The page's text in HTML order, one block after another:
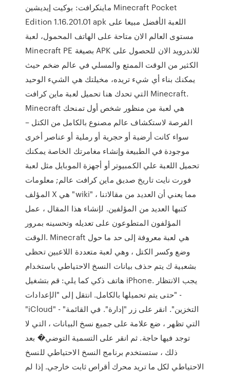
ماينكرافت: بوكيت إيديشين Minecraft Pocket
Edition 1.16.201.01 apk اللعبة الأفضل مبيعا على
مستوى العالم الان متاحة على الهاتف المحمول، لعبة
Minecraft PE بصيغة APK للاندرويد الان للحصول على
الكثير من الوقت الممتع والمسلي في عالم ضخم حيث
يمكنك بناء أي شيء تريده، مخيلتك هي الشيء الوحيد
التي تحدك هنا تحميل لعبة ماين كرافت Minecraft.
Minecraft هي لعبة من منظور شخص أول تمنحك
الفرصة لاستكشاف عالم مصنوع بالكامل من الكتل –
سواء كانت أرضية أو حجرية أو رملية أو عناصر أخرى
موجودة في الطبيعة وإنشاء مغامرتك الخاصة يمكنك
تحميل اللعبة علي الكمبيوتر أو أجهزة الموبايل مثل لعبة
فورت نايت تاريخ صديق ماين كرافت عالم; معلومات
المؤلف X هي "wiki" ، مما يعني أن العديد من مقالاتنا
كتبها العديد من المؤلفين. لإنشاء هذا المقال ، عمل
المؤلفون المتطوعون على تعديله وتحسينه بمرور
الوقت. Minecraft هي لعبة معروفة إلى حد ما حول
وضع وكسر الكتل ، وهي لعبة متعددة اللاعبين تحظى
بشعبية ك يتم حذف بيانات النسخ الاحتياطي باستخدام
هاتف ذكي كما يلي: قم بتشغيل iPhone. يجب الانتظار
حتى يتم تحميلها بالكامل. انتقل إلى "الإعدادات" -
"iCloud" - "التخزين". انقر على زر "إدارة". في القائمة
التي تظهر ، ضع علامة على جميع نسخ البيانات ، التي لا
توجد فيها حاجة. ثم انقر على التسمية التوضي� بعد
ذلك ، ستستخدم برنامج النسخ الاحتياطي للنسخ
الاحتياطي لكل ما تريد محرك أقراص ثابت خارجي. إذا لم